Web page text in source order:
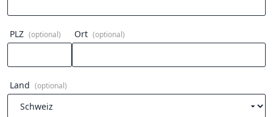
PLZ (optional) Ort (optional)
Land (optional)